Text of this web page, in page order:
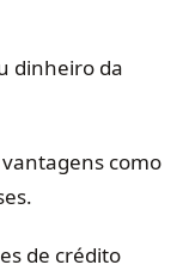
dinheiro da
como
de crédito